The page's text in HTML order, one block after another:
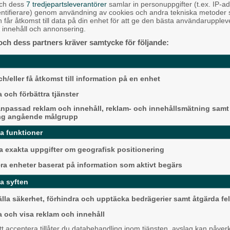
våra fantastiska volontärer som får
volontärer inom flera områden.
också en social gemenskap. Mellan
serveras fika.
medelålders och seniorer och
upplever träffarna som en
Karnevalstämning
Backadagen
Bjöds på trummor,
grillade räkor
Mållöst i det
toppmötet
Härryda
dess 7 tredjepartsleverantörer samlar in personuppgifter (t.ex. IP-
genom användning av cookies och andra tekniska metoder
får åtkomst till data på din enhet för att ge den bästa
och annonsering.
dess partners kräver samtycke för följande:
eller få åtkomst till information på en enhet
och förbättra tjänster
reklam och innehåll, reklam- och innehållsmätning samt
angående målgrupp
funktioner
exakta uppgifter om geografisk positionering
enheter baserat på information som aktivt begärs
syften
säkerhet, förhindra och upptäcka bedrägerier samt åtgärda fel
och visa reklam och innehåll
acceptera tillåter du databehandling inom tjänsten, avslag kan